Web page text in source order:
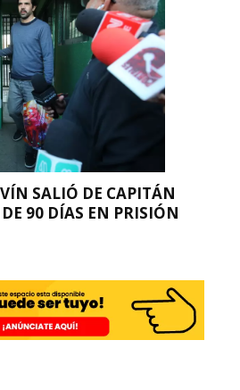
SALIÓ DE CAPITÁN
90 DÍAS EN PRISIÓN